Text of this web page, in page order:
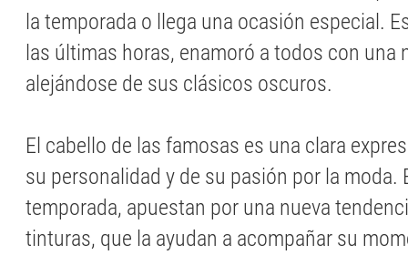
la temporada o llega una ocasión especial.
las últimas horas, enamoró a todos con una
alejándose de sus clásicos oscuros.
El cabello de las famosas es una clara
su personalidad y de su pasión por la moda.
temporada, apuestan por una nueva
tinturas, que la ayudan a acompañar su